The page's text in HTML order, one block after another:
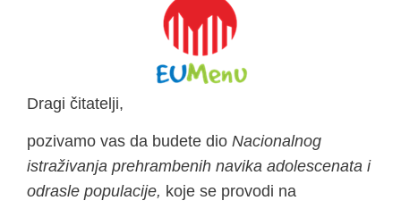
Dragi čitatelji,
pozivamo vas da budete dio Nacionalnog
istraživanja prehrambenih navika adolescenata i
odrasle populacije, koje se provodi na